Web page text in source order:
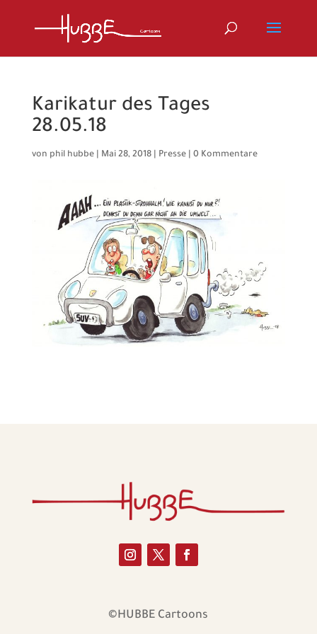
Karikatur des Tages
28.05.18
von phil hubbe| Mai 28, 2018| Presse| 0 Kommentare
©HUBBE Cartoons